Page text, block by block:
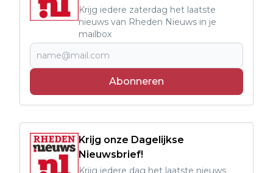
Krijg iedere zaterdag het laatste
nieuws van Rheden Nieuws in je
mailbox
Abonneren
Krijg onze Dagelijkse
Nieuwsbrief!
Krijg iedere dag het laatste nieuws